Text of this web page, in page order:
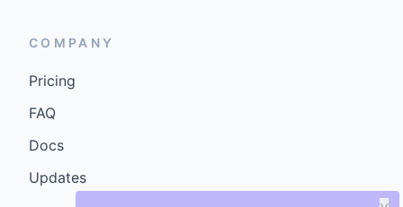
COMPANY
Pricing
FAQ
Docs
Updates